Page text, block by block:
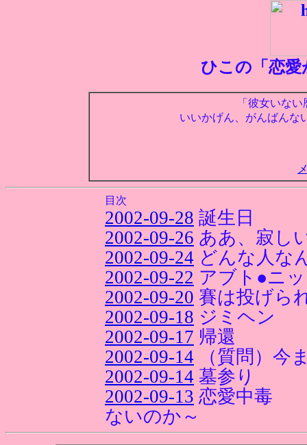
ひこの「恋
「彼女いな
いいかげん、がんばんな
目次
2002-09-28 誕生日
2002-09-26 ああ、寂し
2002-09-24 どんな人な
2002-09-22 アブト●ニ
2002-09-20 賽は投げら
2002-09-18 ジミヘン
2002-09-17 帰還
2002-09-14 （質問）今
2002-09-14 墓参り
2002-09-13 恋愛中毒
ないのか～